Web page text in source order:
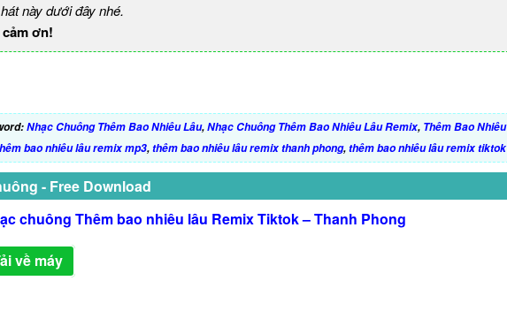
này dưới đây nhé.
ơn!
Nhạc Chuông Thêm Bao Nhiêu Lâu,Nhạc Chuông Thêm Bao Nhiêu Lâu Remix, Thêm Bao Nhiêu
bao nhiêu lâu remix mp3,thêm bao nhiêu lâu remix thanh phong,thêm bao nhiêu lâu remix tiktok
- Free Download
chuông Thêm bao nhiêu lâu Remix Tiktok – Thanh Phong
về máy